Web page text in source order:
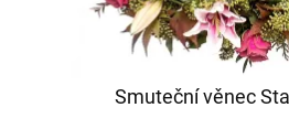
Smuteční věnec